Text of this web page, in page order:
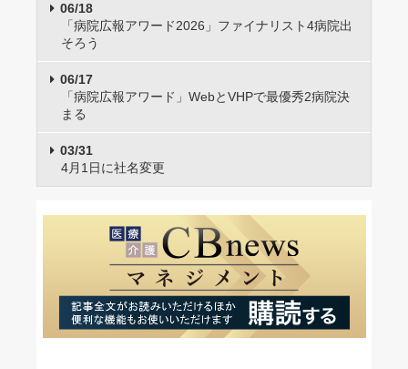
06/18
「病院広報アワード2026」ファイナリスト4病院出
そろう
06/17
「病院広報アワード」WebとVHPで最優秀2病院決
まる
03/31
4月1日に社名変更